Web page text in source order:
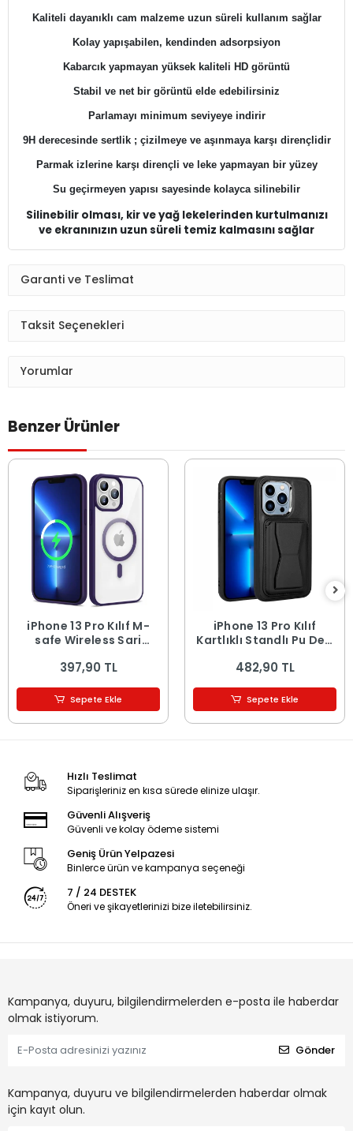
Kaliteli dayanıklı cam malzeme uzun süreli kullanım sağlar
Kolay yapışabilen, kendinden adsorpsiyon
Kabarcık yapmayan yüksek kaliteli HD görüntü
Stabil ve net bir görüntü elde edebilirsiniz
Parlamayı minimum seviyeye indirir
9H derecesinde sertlik ; çizilmeye ve aşınmaya karşı dirençlidir
Parmak izlerine karşı dirençli ve leke yapmayan bir yüzey
Su geçirmeyen yapısı sayesinde kolayca silinebilir
Silinebilir olması, kir ve yağ lekelerinden kurtulmanızı
ve ekranınızın uzun süreli temiz kalmasını sağlar​
Garanti ve Teslimat
Taksit Seçenekleri
Yorumlar
Benzer Ürünler
iPhone 13 Pro Kılıf M-
safe Wireless Şarj
Kapak
397,90 TL
Sepete Ekle
iPhone 13 Pro Kılıf
Kartlıklı Standlı ​Pu Deri
482,90 TL
Sepete Ekle
Hızlı Teslimat
Siparişleriniz en kısa sürede elinize ulaşır.
Güvenli Alışveriş
Güvenli ve kolay ödeme sistemi
Geniş Ürün Yelpazesi
Binlerce ürün ve kampanya seçeneği
7 / 24 DESTEK
Öneri ve şikayetlerinizi bize iletebilirsiniz.
Kampanya, duyuru, bilgilendirmelerden e-posta ile haberdar
olmak istiyorum.
Gönder
Kampanya, duyuru ve bilgilendirmelerden haberdar olmak
için kayıt olun.